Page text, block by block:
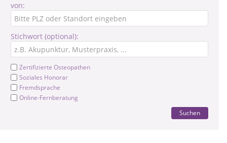
von:
Stichwort (optional):
Zertifizierte Osteopathen
Soziales Honorar
Fremdsprache
Online-Fernberatung
Suchen